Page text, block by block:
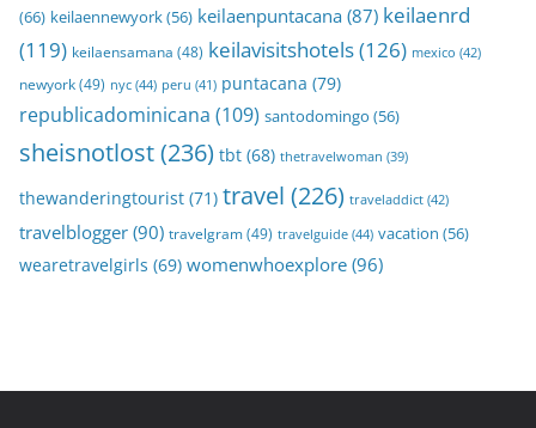
(66) keilaennewyork(56) keilaenpuntacana (87) keilaenrd
(119) keilaensamana (48) keilavisitshotels(126) mexico (42)
newyork(49) nyc (44) peru (41) puntacana (79)
republicadominicana (109) santodomingo (56)
sheisnotlost(236) tbt (68) thetravelwoman (39)
thewanderingtourist (71) travel (226) traveladdict (42)
travelblogger (90) travelgram(49) travelguide (44) vacation (56)
wearetravelgirls (69) womenwhoexplore(96)